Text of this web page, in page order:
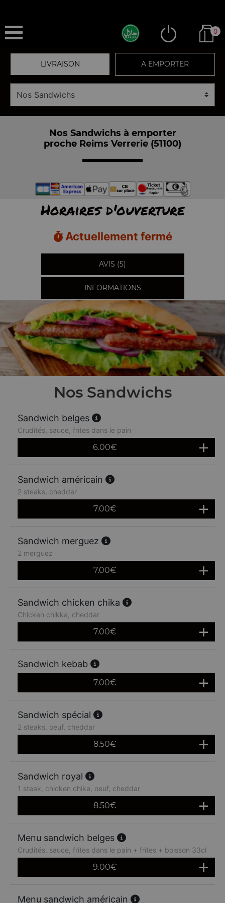
0
LIVRAISON A EMPORTER
Nos Sandwichs à emporter
proche Reims Verrerie (51100)
Horaires d'ouverture
Actuellement fermé
AVIS (5)
INFORMATIONS
Nos Sandwichs
Sandwich belges
Crudités, sauce, frites dans le pain
6.00€
Sandwich américain
2 steaks, cheddar
7.00€
Sandwich merguez
2 merguez
7.00€
Sandwich chicken chika
Chicken chikka, cheddar
7.00€
Sandwich kebab
7.00€
Sandwich spécial
2 steaks, oeuf, cheddar
8.50€
Sandwich royal
1 steak, chicken chika, oeuf, cheddar
8.50€
Menu sandwich belges
Crudités, sauce, frites dans le pain + frites + boisson 33cl
9.00€
Menu sandwich américain